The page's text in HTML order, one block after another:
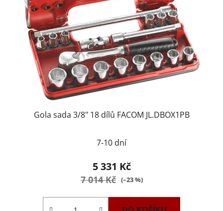
Gola sada 3/8" 18 dílů FACOM JL.DBOX1PB
7-10 dní
5 331 Kč
7 014 Kč (–23 %)